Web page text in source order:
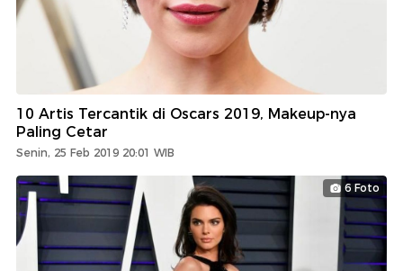
10 Artis Tercantik di Oscars 2019, Makeup-nya
Paling Cetar
Senin, 25 Feb 2019 20:01 WIB
6 Foto